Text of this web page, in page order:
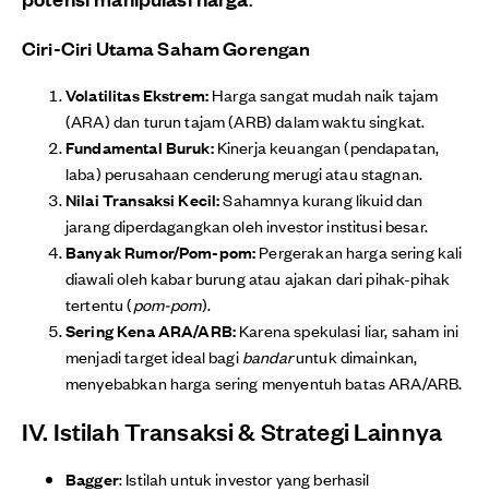
Ciri-Ciri Utama Saham Gorengan
Volatilitas Ekstrem:Harga sangat mudah naik tajam
(ARA) dan turun tajam (ARB) dalam waktu singkat.
Fundamental Buruk:Kinerja keuangan (pendapatan,
laba) perusahaan cenderung merugi atau stagnan.
Nilai Transaksi Kecil:Sahamnya kurang likuid dan
jarang diperdagangkan oleh investor institusi besar.
Banyak Rumor/Pom-pom:Pergerakan harga sering kali
diawali oleh kabar burung atau ajakan dari pihak-pihak
tertentu (pom-pom).
Sering Kena ARA/ARB:Karena spekulasi liar, saham ini
menjadi target ideal bagibandaruntuk dimainkan,
menyebabkan harga sering menyentuh batas ARA/ARB.
IV. Istilah Transaksi & Strategi Lainnya
Bagger: Istilah untuk investor yang berhasil